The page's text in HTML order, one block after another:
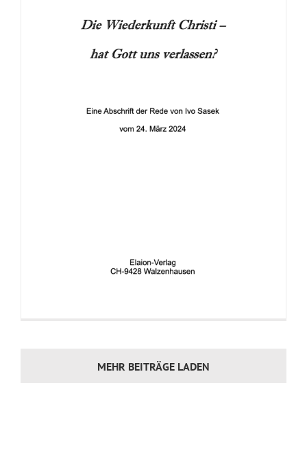
MEHR BEITRÄGE LADEN